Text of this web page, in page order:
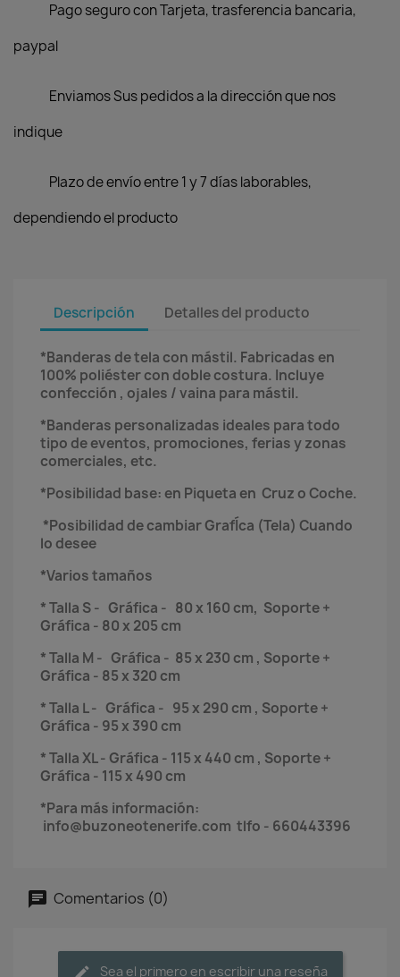
Pago seguro con Tarjeta, trasferencia bancaria,
paypal
Enviamos Sus pedidos a la dirección que nos
indique
Plazo de envío entre 1 y 7 días laborables,
dependiendo el producto
Descripción Detalles del producto
*Banderas de tela con mástil. Fabricadas en
100% poliéster con doble costura. Incluye
confección , ojales / vaina para mástil.
*Banderas personalizadas ideales para todo
tipo de eventos, promociones, ferias y zonas
comerciales, etc.
*Posibilidad base: en Piqueta en Cruz o Coche.
*Posibilidad de cambiar GrafÍca (Tela) Cuando
lo desee
*Varios tamaños
* Talla S - Gráfica - 80 x 160 cm, Soporte +
Gráfica - 80 x 205 cm
* Talla M - Gráfica - 85 x 230 cm , Soporte +
Gráfica - 85 x 320 cm
* Talla L - Gráfica - 95 x 290 cm , Soporte +
Gráfica - 95 x 390 cm
* Talla XL - Gráfica - 115 x 440 cm , Soporte +
Gráfica - 115 x 490 cm
*Para más información:
info@buzoneotenerife.com tlfo - 660443396
Comentarios (0)
Sea el primero en escribir una reseña